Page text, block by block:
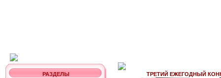
РАЗДЕЛЫ ТРЕТИЙ ЕЖЕГОДНЫЙ